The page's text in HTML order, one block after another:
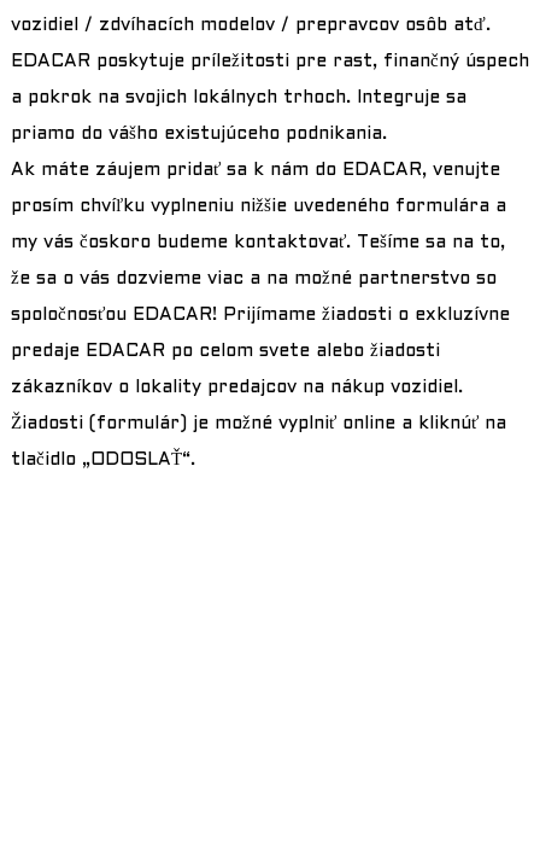
vozidiel / zdvíhacích modelov / prepravcov osôb atď.
EDACAR poskytuje príležitosti pre rast, finančný úspech
a pokrok na svojich lokálnych trhoch. Integruje sa
priamo do vášho existujúceho podnikania.
Ak máte záujem pridať sa k nám do EDACAR, venujte
prosím chvíľku vyplneniu nižšie uvedeného formulára a
my vás čoskoro budeme kontaktovať. Tešíme sa na to,
že sa o vás dozvieme viac a na možné partnerstvo so
spoločnosťou EDACAR! Prijímame žiadosti o exkluzívne
predaje EDACAR po celom svete alebo žiadosti
zákazníkov o lokality predajcov na nákup vozidiel.
Žiadosti (formulár) je možné vyplniť online a kliknúť na
tlačidlo „ODOSLAŤ“.